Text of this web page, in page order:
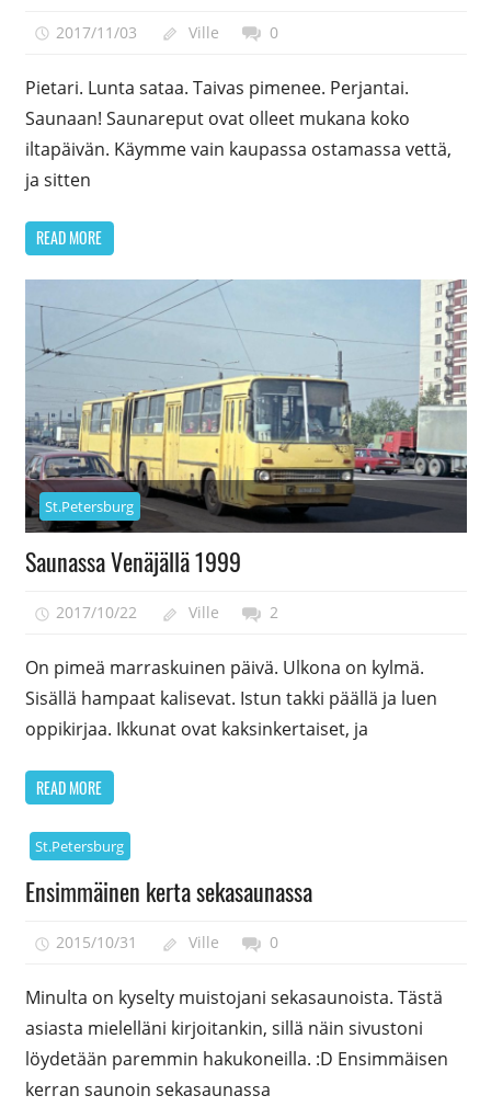
2017/11/03 Ville 0
Pietari. Lunta sataa. Taivas pimenee. Perjantai.
Saunaan! Saunareput ovat olleet mukana koko
iltapäivän. Käymme vain kaupassa ostamassa vettä,
ja sitten
READ MORE
St.Petersburg
Saunassa Venäjällä 1999
2017/10/22 Ville 2
On pimeä marraskuinen päivä. Ulkona on kylmä.
Sisällä hampaat kalisevat. Istun takki päällä ja luen
oppikirjaa. Ikkunat ovat kaksinkertaiset, ja
READ MORE
St.Petersburg
Ensimmäinen kerta sekasaunassa
2015/10/31 Ville 0
Minulta on kyselty muistojani sekasaunoista. Tästä
asiasta mielelläni kirjoitankin, sillä näin sivustoni
löydetään paremmin hakukoneilla. :D Ensimmäisen
kerran saunoin sekasaunassa